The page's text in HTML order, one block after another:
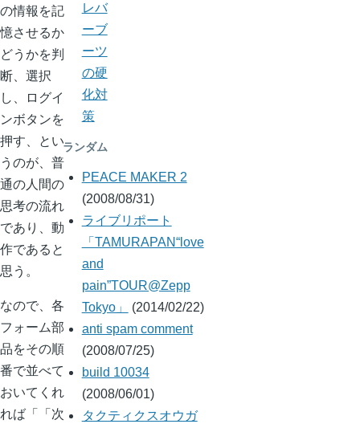
の情報を記
憶させるか
どうかを判
断、選択
し、ログイ
ンボタンを
押す、とい
うのが、普
通の人間の
思考の流れ
であり、動
作であると
思う。
なので、各
フォーム部
品をその順
番で並べて
おいてくれ
れば「
次
レバ
ーブ
ーツ
の硬
化対
策
ランダム
PEACE MAKER 2
(2008/08/31)
ライブリポート
「TAMURAPAN“love
and
pain”TOUR@Zepp
Tokyo」
(2014/02/22)
anti spam comment
(2008/07/25)
build 10034
(2008/06/01)
タクティクスオウガ